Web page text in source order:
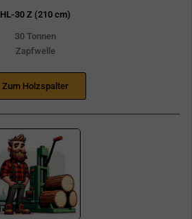
HL-30 Z (210 cm)
30 Tonnen
Zapfwelle
Zum Holzspalter